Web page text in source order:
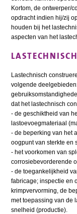
Kortom, de ontwerper/
opdracht indien hij/zij
houden bij het
aspecten van het
Lastechnisch
volgende
dat het lastechnisch
- de geschiktheid van
lastoevoegmateriaal
- de beperking van het
oogpunt van sterkte en
- het voorkomen van
corrosiebevorderende
- de toegankelijkheid
fabricage; inspectie en
krimpvervorming, de
met toepassing van de
snelheid (productie).